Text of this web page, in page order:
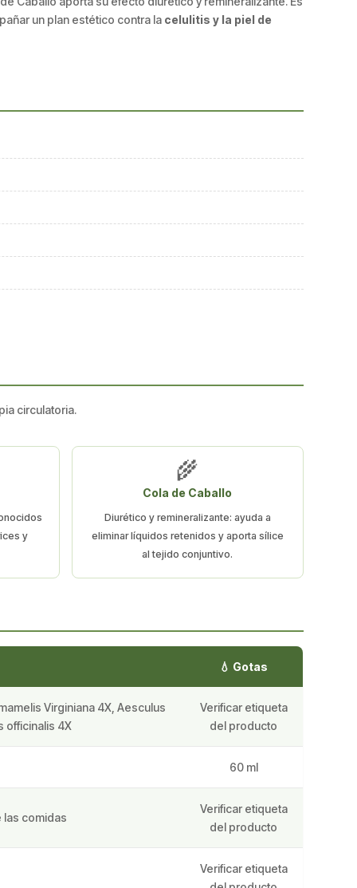
un plan estético contra la celulitis y la piel de
circulatoria.
y
🌾
Cola de Caballo
Diurético y remineralizante: ayuda a
eliminar líquidos retenidos y aporta sílice
al tejido conjuntivo.
💧 Gotas
Virginiana 4X, Aesculus
officinalis 4X
Verificar etiqueta
del producto
60 ml
las comidas
Verificar etiqueta
del producto
Verificar etiqueta